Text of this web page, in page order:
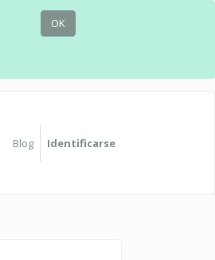
OK
Blog Identificarse